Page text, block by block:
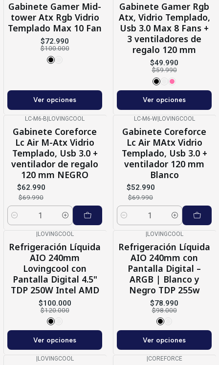
Gabinete Gamer Mid-
tower Atx Rgb Vidrio
Templado Max 10 Fan
$72.990
$100.000
Ver opciones
Gabinete Gamer Rgb
Atx, Vidrio Templado,
Usb 3.0 Max 8 Fans +
3 ventiladores de
regalo 120 mm
$49.990
$59.990
Ver opciones
LC-M6-B|LOVINGCOOL
Gabinete Coreforce
Lc Air M-Atx Vidrio
Templado, Usb 3.0 +
ventilador de regalo
120 mm NEGRO
$62.990
$69.990
Cantidad
LC-M6-W|LOVINGCOOL
Gabinete Coreforce
Lc Air MAtx Vidrio
Templado, Usb 3.0 +
ventilador 120 mm
Blanco
$52.990
$69.990
Cantidad
LOVINGCOOL
Refrigeración Líquida
AIO 240mm
Lovingcool con
Pantalla Digital 4.5"
TDP 250W Intel AMD
$100.000
$120.000
Ver opciones
LOVINGCOOL
Refrigeración Líquida
AIO 240mm con
Pantalla Digital –
ARGB | Blanco y
Negro TDP 255w
$78.990
$98.000
Ver opciones
LOVINGCOOL COREFORCE